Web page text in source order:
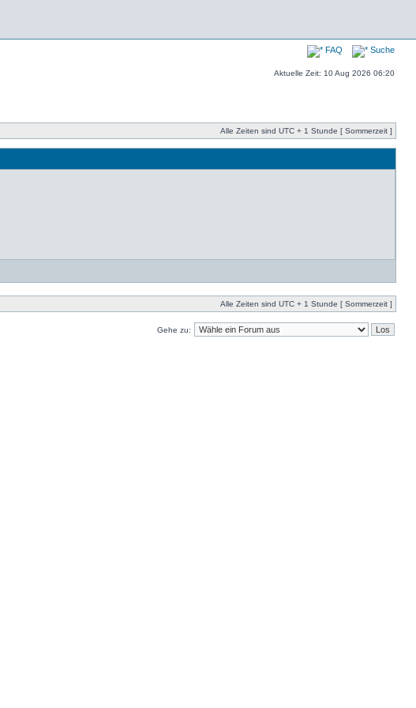
FAQ Suche
Aktuelle Zeit: 10 Aug 2026 06:20
Alle Zeiten sind UTC + 1 Stunde [ Sommerzeit ]
Alle Zeiten sind UTC + 1 Stunde [ Sommerzeit ]
Gehe zu: